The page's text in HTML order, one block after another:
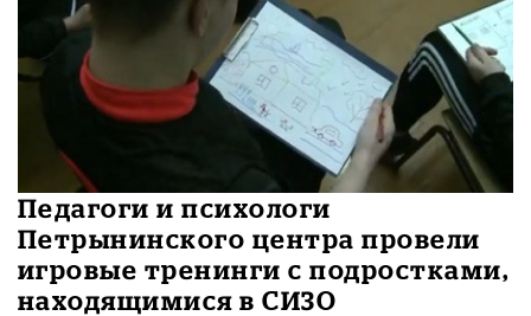
Педагоги и психологи
Петрынинского центра провели
игровые тренинги с подростками,
находящимися в СИЗО